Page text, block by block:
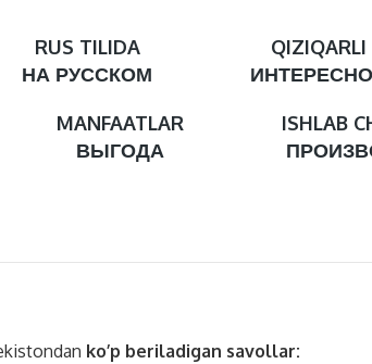
RUS TILIDA
НА РУССКОМ
QIZIQARLI
MANFAATLAR
ВЫГОДА
ISHLAB
ko’p beriladigan savollar: